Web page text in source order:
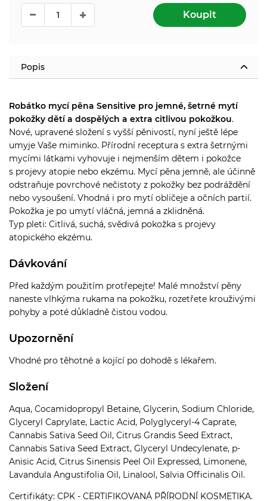
Koupit
Popis
Robátko mycí pěna Sensitive pro jemné, šetrné mytí
pokožky dětí a dospělých a extra citlivou pokožkou.
Nové, upravené složení s vyšší pěnivostí, nyní ještě lépe
umyje Vaše miminko. Přírodní receptura s extra šetrnými
mycími látkami vyhovuje i nejmenším dětem i pokožce
s projevy atopie nebo ekzému. Mycí pěna jemně, ale účinně
odstraňuje povrchové nečistoty z pokožky bez podráždění
nebo vysoušení. Vhodná i pro mytí obličeje a očních partií.
Pokožka je po umytí vláčná, jemná a zklidněná.
Typ pleti: Citlivá, suchá, svědivá pokožka s projevy
atopického ekzému.
Dávkování
Před každým použitím protřepejte! Malé množství pěny
naneste vlhkýma rukama na pokožku, rozetřete krouživými
pohyby a poté důkladně čistou vodou.
Upozornění
Vhodné pro těhotné a kojící po dohodě s lékařem.
Složení
Aqua, Cocamidopropyl Betaine, Glycerin, Sodium Chloride,
Glyceryl Caprylate, Lactic Acid, Polyglyceryl-4 Caprate,
Cannabis Sativa Seed Oil, Citrus Grandis Seed Extract,
Cannabis Sativa Seed Extract, Glyceryl Undecylenate, p-
Anisic Acid, Citrus Sinensis Peel Oil Expressed, Limonene,
Lavandula Angustifolia Oil, Linalool, Salvia Officinalis Oil.
Certifikáty: CPK - CERTIFIKOVANÁ PŘÍRODNÍ KOSMETIKA.